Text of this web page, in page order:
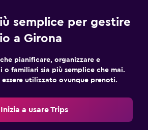
semplice per gestire
a Girona
pianificare, organizzare e
o familiari sia più semplice che mai.
essere utilizzato ovunque prenoti.
Inizia a usare Trips